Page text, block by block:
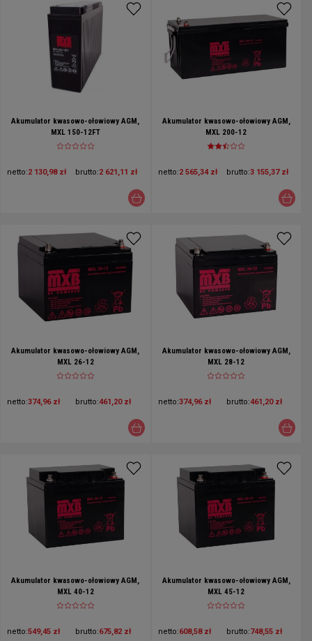
Akumulator kwasowo-ołowiowy AGM,
MXL 150-12FT
netto:2 130,98 zł brutto:2 621,11 zł
Akumulator kwasowo-ołowiowy AGM,
MXL 200-12
netto:2 565,34 zł brutto:3 155,37 zł
Akumulator kwasowo-ołowiowy AGM,
MXL 26-12
netto:374,96 zł brutto:461,20 zł
Akumulator kwasowo-ołowiowy AGM,
MXL 28-12
netto:374,96 zł brutto:461,20 zł
Akumulator kwasowo-ołowiowy AGM,
MXL 40-12
netto:549,45 zł brutto:675,82 zł
Akumulator kwasowo-ołowiowy AGM,
MXL 45-12
netto:608,58 zł brutto:748,55 zł